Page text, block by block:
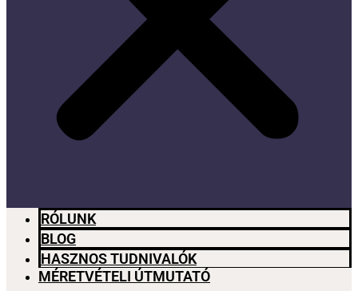
RÓLUNK
BLOG
HASZNOS TUDNIVALÓK
MÉRETVÉTELI ÚTMUTATÓ